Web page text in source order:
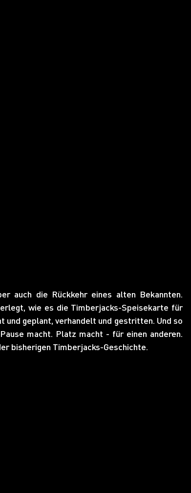
auch die Rückkehr eines alten Bekannten.
wie es die Timberjacks-Speisekarte für
und geplant, verhandelt und gestritten. Und so
macht. Platz macht - für einen anderen.
bisherigen Timberjacks-Geschichte.